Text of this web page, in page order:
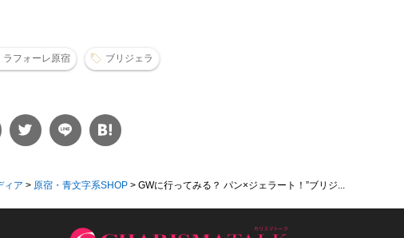
ラフォーレ原宿 ブリジェラ
ィア > 原宿・青文字系SHOP > GWに行ってみる？ パン×ジェラート！”ブリジ...